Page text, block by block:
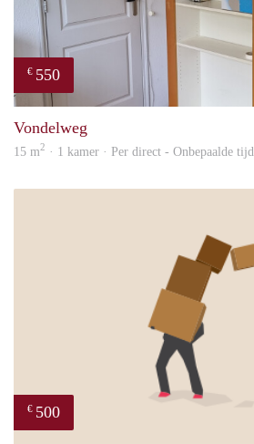
€ 550
Vondelweg
15 m2 · 1 kamer · Per direct - Onbepaalde tijd
€ 500